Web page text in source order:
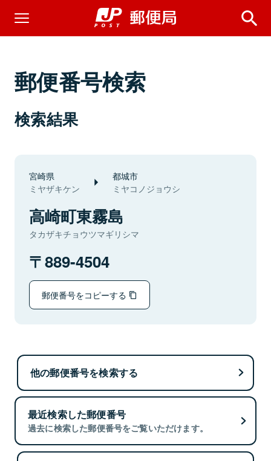
郵便番号検索
検索結果
宮崎県
ミヤザキケン
都城市
ミヤコノジョウシ
高崎町東霧島
タカザキチョウツマギリシマ
889-4504
郵便番号をコピーする
他の郵便番号を検索する
最近検索した郵便番号
過去に検索した郵便番号をご覧いただけます。